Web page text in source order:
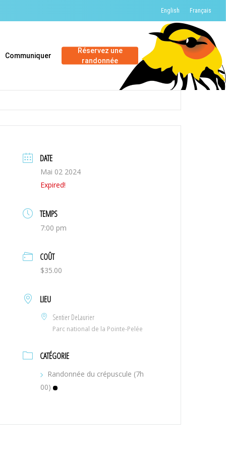
English Français
Communiquer
Réservez une
randonnée
DATE
Mai 02 2024
Expired!
TEMPS
7:00 pm
COÛT
$35.00
LIEU
Sentier DeLaurier
Parc national de la Pointe-Pelée
CATÉGORIE
Randonnée du crépuscule (7h
00)